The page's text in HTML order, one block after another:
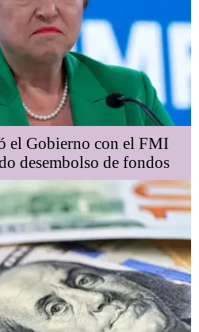
el Gobierno con el FMI
desembolso de fondos